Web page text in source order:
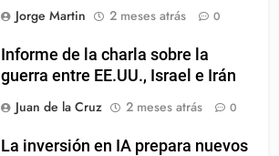
Jorge Martin
2 meses atrás 0
Informe de la charla sobre la
guerra entre EE.UU., Israel e Irán
Juan de la Cruz
2 meses atrás 0
La inversión en IA prepara nuevos